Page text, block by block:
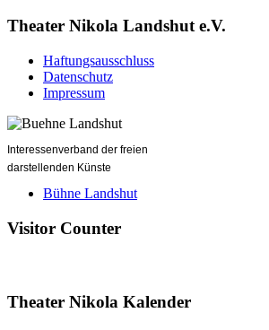
Theater Nikola Landshut e.V.
Haftungsausschluss
Datenschutz
Impressum
Interessenverband der freien
darstellenden Künste
Bühne Landshut
Visitor Counter
Theater Nikola Kalender